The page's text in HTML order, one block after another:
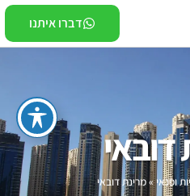
דברו איתנו
דובאי
ופנאי»מרינת דובאי